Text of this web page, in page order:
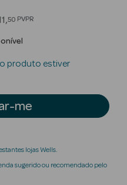
reduced from
50 PVPR
produto estiver
me
lojas Wells.
sugerido ou recomendado pelo